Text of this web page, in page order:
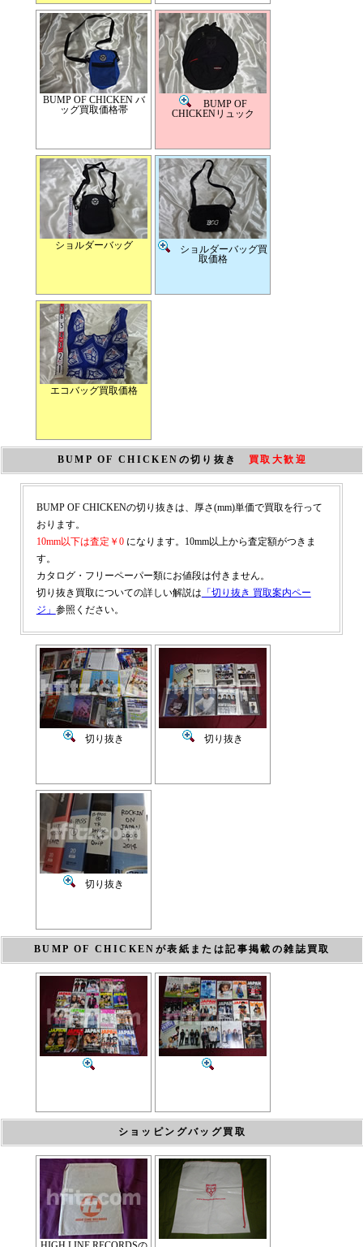
BUMP OF CHICKEN バ
ッグ買取価格帯
BUMP OF
CHICKENリュック
ショルダーバッグ
ショルダーバッグ買
取価格
エコバッグ買取価格
BUMP OF CHICKENの切り抜き 買取大歓迎
BUMP OF CHICKENの切り抜きは、厚さ(mm)単価で買取を行って
おります。
10mm以下は査定￥0になります。10mm以上から査定額がつきま
す。
カタログ・フリーペーパー類にお値段は付きません。
切り抜き買取についての詳しい解説は 「切り抜き 買取案内ペー
ジ」 参照ください。
切り抜き 切り抜き
切り抜き
BUMP OF CHICKENが表紙または記事掲載の雑誌買取
ショッピングバッグ買取